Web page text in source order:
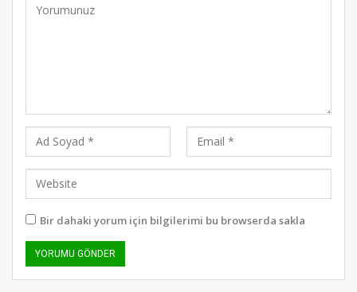
Bir dahaki yorum için bilgilerimi bu browserda sakla